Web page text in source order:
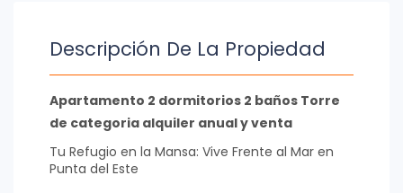
Descripción De La Propiedad
Apartamento 2 dormitorios 2 baños Torre
de categoria alquiler anual y venta
Tu Refugio en la Mansa: Vive Frente al Mar en
Punta del Este